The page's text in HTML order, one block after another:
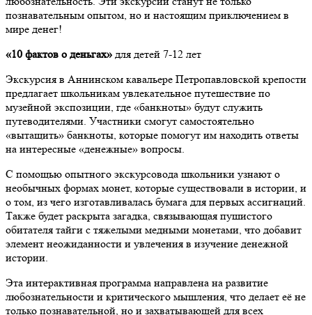
познавательным опытом, но и настоящим приключением в
мире денег!
«10 фактов о деньгах» для детей 7-12 лет
Экскурсия в Аннинском кавальере Петропавловской крепости
предлагает школьникам увлекательное путешествие по
музейной экспозиции, где «банкноты» будут служить
путеводителями. Участники смогут самостоятельно
«вытащить» банкноты, которые помогут им находить ответы
на интересные «денежные» вопросы.
С помощью опытного экскурсовода школьники узнают о
необычных формах монет, которые существовали в истории, и
о том, из чего изготавливалась бумага для первых ассигнаций.
Также будет раскрыта загадка, связывающая пушистого
обитателя тайги с тяжелыми медными монетами, что добавит
элемент неожиданности и увлечения в изучение денежной
истории.
Эта интерактивная программа направлена на развитие
любознательности и критического мышления, что делает её не
только познавательной, но и захватывающей для всех